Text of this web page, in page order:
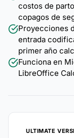
costos de
copagos de
Proyecciones
entrada
primer año
Funciona en
LibreOffice
ULTIMATE